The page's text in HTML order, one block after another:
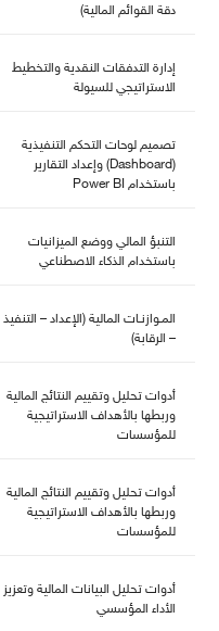
دقة القوائم المالية)
إدارة التدفقات النقدية والتخطيط
الاستراتيجي للسيولة
تصميم لوحات التحكم التنفيذية
(Dashboard) وإعداد التقارير
باستخدام Power BI
التنبؤ المالي ووضع الميزانيات
باستخدام الذكاء الاصطناعي
المـوازنـات المالية (الإعداد – التنفيذ
– الرقابة)
أدوات تحليل وتقييم النتائج المالية
وربطها بالأهداف الاستراتيجية
ؤسسات
أدوات تحليل وتقييم النتائج المالية
وربطها بالأهداف الاستراتيجية
ؤسسات
أدوات تحليل البيانات المالية وتعزيز
الأداء المؤسسي